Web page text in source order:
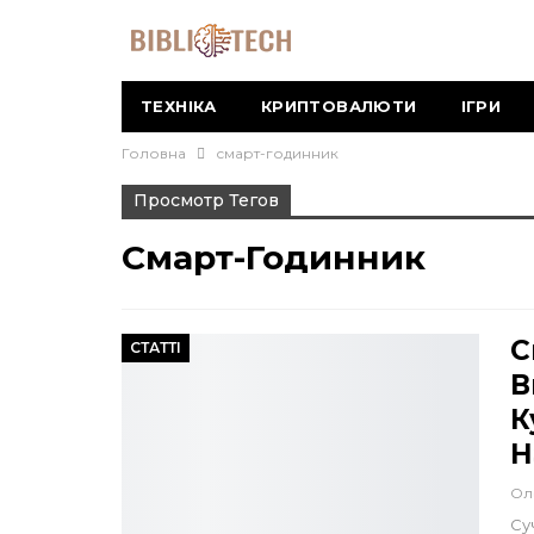
ТЕХНІКА КРИПТОВАЛЮТИ ІГРИ
Головна смарт-годинник
Просмотр Тегов
Смарт-Годинник
СТАТТІ